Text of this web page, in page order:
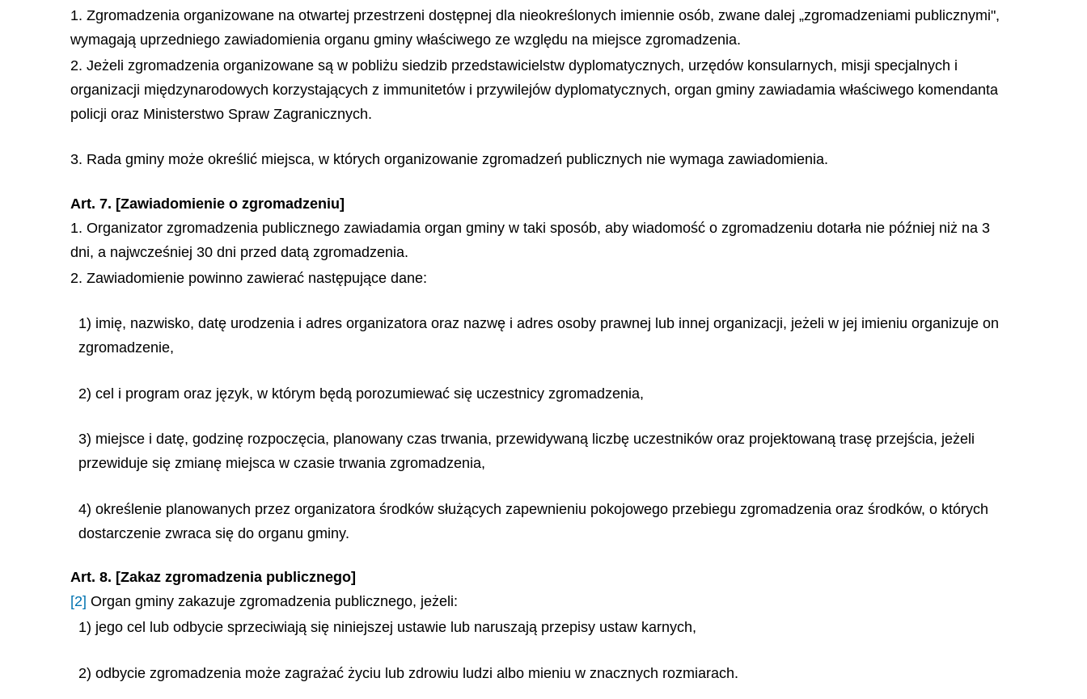
1. Zgromadzenia organizowane na otwartej przestrzeni dostępnej dla nieokreślonych imiennie osób, zwane dalej „zgromadzeniami publicznymi",
wymagają uprzedniego zawiadomienia organu gminy właściwego ze względu na miejsce zgromadzenia.
2. Jeżeli zgromadzenia organizowane są w pobliżu siedzib przedstawicielstw dyplomatycznych, urzędów konsularnych, misji specjalnych i
organizacji międzynarodowych korzystających z immunitetów i przywilejów dyplomatycznych, organ gminy zawiadamia właściwego komendanta
policji oraz Ministerstwo Spraw Zagranicznych.
3. Rada gminy może określić miejsca, w których organizowanie zgromadzeń publicznych nie wymaga zawiadomienia.
Art. 7. [Zawiadomienie o zgromadzeniu]
1. Organizator zgromadzenia publicznego zawiadamia organ gminy w taki sposób, aby wiadomość o zgromadzeniu dotarła nie później niż na 3
dni, a najwcześniej 30 dni przed datą zgromadzenia.
2. Zawiadomienie powinno zawierać następujące dane:
1) imię, nazwisko, datę urodzenia i adres organizatora oraz nazwę i adres osoby prawnej lub innej organizacji, jeżeli w jej imieniu organizuje on
zgromadzenie,
2) cel i program oraz język, w którym będą porozumiewać się uczestnicy zgromadzenia,
3) miejsce i datę, godzinę rozpoczęcia, planowany czas trwania, przewidywaną liczbę uczestników oraz projektowaną trasę przejścia, jeżeli
przewiduje się zmianę miejsca w czasie trwania zgromadzenia,
4) określenie planowanych przez organizatora środków służących zapewnieniu pokojowego przebiegu zgromadzenia oraz środków, o których
dostarczenie zwraca się do organu gminy.
Art. 8. [Zakaz zgromadzenia publicznego]
[2] Organ gminy zakazuje zgromadzenia publicznego, jeżeli:
1) jego cel lub odbycie sprzeciwiają się niniejszej ustawie lub naruszają przepisy ustaw karnych,
2) odbycie zgromadzenia może zagrażać życiu lub zdrowiu ludzi albo mieniu w znacznych rozmiarach.